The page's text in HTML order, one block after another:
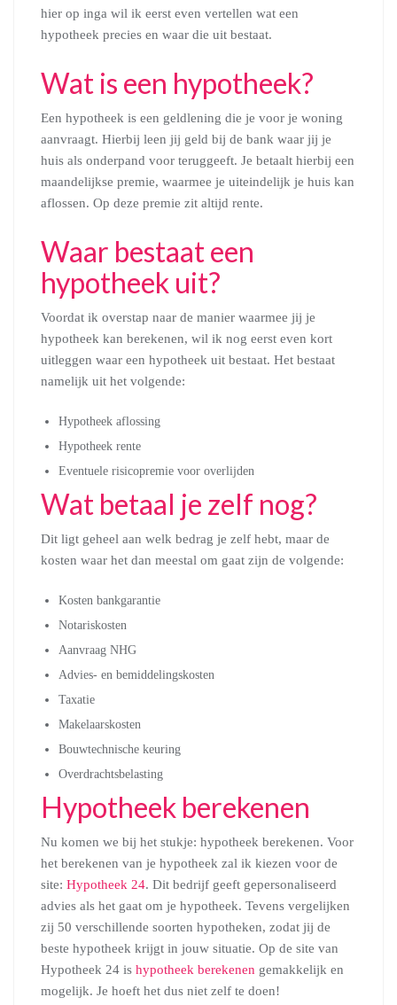
hier op inga wil ik eerst even vertellen wat een
hypotheek precies en waar die uit bestaat.
Wat is een hypotheek?
Een hypotheek is een geldlening die je voor je woning
aanvraagt. Hierbij leen jij geld bij de bank waar jij je
huis als onderpand voor teruggeeft. Je betaalt hierbij een
maandelijkse premie, waarmee je uiteindelijk je huis kan
aflossen. Op deze premie zit altijd rente.
Waar bestaat een
hypotheek uit?
Voordat ik overstap naar de manier waarmee jij je
hypotheek kan berekenen, wil ik nog eerst even kort
uitleggen waar een hypotheek uit bestaat. Het bestaat
namelijk uit het volgende:
Hypotheek aflossing
Hypotheek rente
Eventuele risicopremie voor overlijden
Wat betaal je zelf nog?
Dit ligt geheel aan welk bedrag je zelf hebt, maar de
kosten waar het dan meestal om gaat zijn de volgende:
Kosten bankgarantie
Notariskosten
Aanvraag NHG
Advies- en bemiddelingskosten
Taxatie
Makelaarskosten
Bouwtechnische keuring
Overdrachtsbelasting
Hypotheek berekenen
Nu komen we bij het stukje: hypotheek berekenen. Voor
het berekenen van je hypotheek zal ik kiezen voor de
site: Hypotheek 24. Dit bedrijf geeft gepersonaliseerd
advies als het gaat om je hypotheek. Tevens vergelijken
zij 50 verschillende soorten hypotheken, zodat jij de
beste hypotheek krijgt in jouw situatie. Op de site van
Hypotheek 24 is hypotheek berekenen gemakkelijk en
mogelijk. Je hoeft het dus niet zelf te doen!